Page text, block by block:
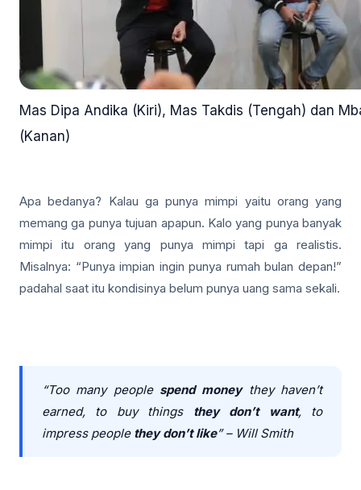
Mas Dipa Andika (Kiri), Mas Takdis (Tengah) dan
(Kanan)
Apa bedanya? Kalau ga punya mimpi yaitu orang yang
memang ga punya tujuan apapun. Kalo yang punya banyak
mimpi itu orang yang punya mimpi tapi ga realistis.
Misalnya: “Punya impian ingin punya rumah bulan depan!”
padahal saat itu kondisinya belum punya uang sama sekali.
“Too many people spend moneythey haven’t
earned, to buy things they don’t want, to
impress people they don’t like” – Will Smith